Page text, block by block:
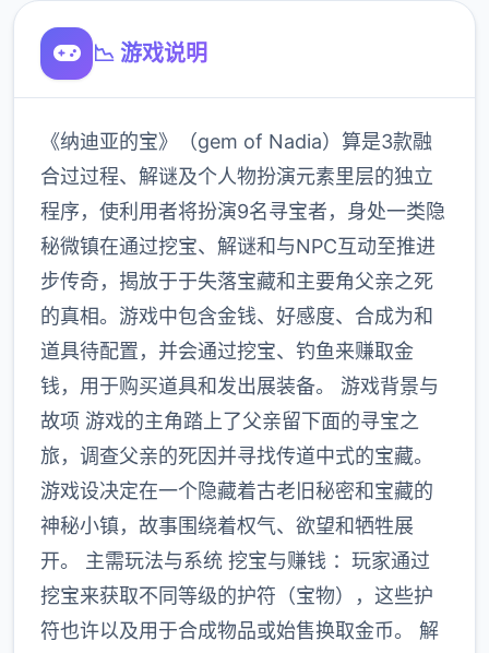
📉 游戏说明
《纳迪亚的宝》（gem of Nadia）算是3款融
合过过程、解谜及个人物扮演元素里层的独立
程序，使利用者将扮演9名寻宝者，身处一类隐
秘微镇在通过挖宝、解谜和与NPC互动至推进
步传奇，揭放于于失落宝藏和主要角父亲之死
的真相。游戏中包含金钱、好感度、合成为和
道具待配置，并会通过挖宝、钓鱼来赚取金
钱，用于购买道具和发出展装备。 游戏背景与
故项 游戏的主角踏上了父亲留下面的寻宝之
旅，调查父亲的死因并寻找传道中式的宝藏。
游戏设决定在一个隐藏着古老旧秘密和宝藏的
神秘小镇，故事围绕着权气、欲望和牺牲展
开。 主需玩法与系统 挖宝与赚钱 ：玩家通过
挖宝来获取不同等级的护符（宝物），这些护
符也许以及用于合成物品或始售换取金币。 解